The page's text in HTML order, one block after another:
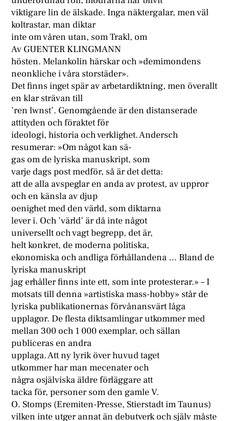
viktigare lin de älskade. Inga näktergalar, men väl
koltrastar, man diktar
inte om våren utan, som Trakl, om
Av GUENTER KLINGMANN
hösten. Melankolin härskar och »demimondens
neonkliche i våra storstäder».
Det finns inget spär av arbetardiktning, men överallt
en klar strävan till
’ren lwnst’. Genomgående är den distanserade
attityden och föraktet för
ideologi, historia och verklighet. Andersch
resumerar: »Om något kan sä-
gas om de lyriska manuskript, som
varje dags post medför, så är det detta:
att de alla avspeglar en anda av protest, av uppror
och en känsla av djup
oenighet med den värld, som diktarna
lever i. Och ’värld’ är då inte något
universellt och vagt begrepp, det är,
helt konkret, de moderna politiska,
ekonomiska och andliga förhållandena … Bland de
lyriska manuskript
jag erhåller finns inte ett, som inte protesterar.» – I
motsats till denna »artistiska mass-hobby» står de
lyriska publikationernas förvånansvärt låga
upplagor. De flesta diktsamlingar utkommer med
mellan 300 och 1 000 exemplar, och sällan
publiceras en andra
upplaga. Att ny lyrik över huvud taget
utkommer har man mecenater och
några osjälviska äldre förläggare att
tacka för, personer som den gamle V.
O. Stomps (Eremiten-Presse, Stierstadt im Taunus)
vilken inte utger annat än debutverk och själv måste